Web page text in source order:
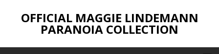
OFFICIAL MAGGIE LINDEMANN
PARANOIA COLLECTION